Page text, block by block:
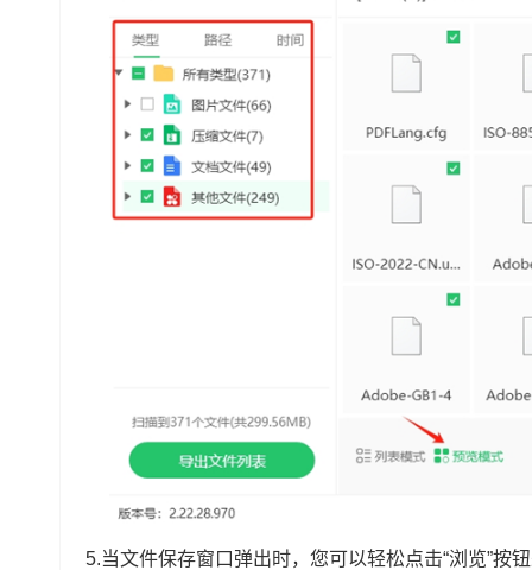
5.当文件保存窗口弹出时，您可以轻松点击“浏览”按